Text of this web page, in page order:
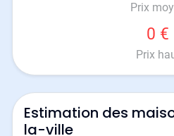
Prix
0 €
Prix
Estimation des
la-ville